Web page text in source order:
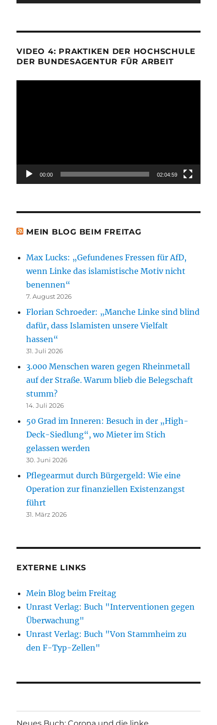
VIDEO 4: PRAKTIKEN DER HOCHSCHULE
DER BUNDESAGENTUR FÜR ARBEIT
00:00 02:04:59
MEIN BLOG BEIM FREITAG
Max Lucks: „Gefundenes Fressen für AfD,
wenn Linke das islamistische Motiv nicht
benennen“
7. August 2026
Florian Schroeder: „Manche Linke sind blind
dafür, dass Islamisten unsere Vielfalt
hassen“
31. Juli 2026
3.000 Menschen waren gegen Rheinmetall
auf der Straße. Warum blieb die Belegschaft
stumm?
14. Juli 2026
50 Grad im Inneren: Besuch in der „High-
Deck-Siedlung“, wo Mieter im Stich
gelassen werden
30. Juni 2026
Pflegearmut durch Bürgergeld: Wie eine
Operation zur finanziellen Existenzangst
führt
31. März 2026
EXTERNE LINKS
Mein Blog beim Freitag
Unrast Verlag: Buch "Interventionen gegen
Überwachung"
Unrast Verlag: Buch "Von Stammheim zu
den F-Typ-Zellen"
Neues Buch: Corona und die linke